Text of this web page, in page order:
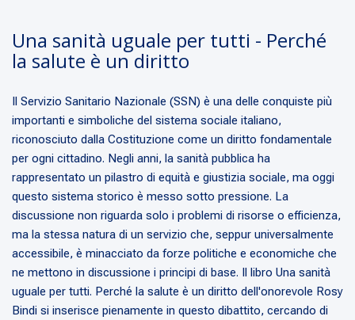
Una sanità uguale per tutti - Perché
la salute è un diritto
Il Servizio Sanitario Nazionale (SSN) è una delle conquiste più
importanti e simboliche del sistema sociale italiano,
riconosciuto dalla Costituzione come un diritto fondamentale
per ogni cittadino. Negli anni, la sanità pubblica ha
rappresentato un pilastro di equità e giustizia sociale, ma oggi
questo sistema storico è messo sotto pressione. La
discussione non riguarda solo i problemi di risorse o efficienza,
ma la stessa natura di un servizio che, seppur universalmente
accessibile, è minacciato da forze politiche e economiche che
ne mettono in discussione i principi di base. Il libro Una sanità
uguale per tutti. Perché la salute è un diritto dell'onorevole Rosy
Bindi si inserisce pienamente in questo dibattito, cercando di